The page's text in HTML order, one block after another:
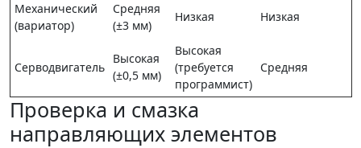
Механический
(вариатор)
Средняя
(±3 мм)
Низкая Низкая
Серводвигатель
Высокая
(±0,5 мм)
Высокая
(требуется
программист)
Средняя
Проверка и смазка
направляющих элементов